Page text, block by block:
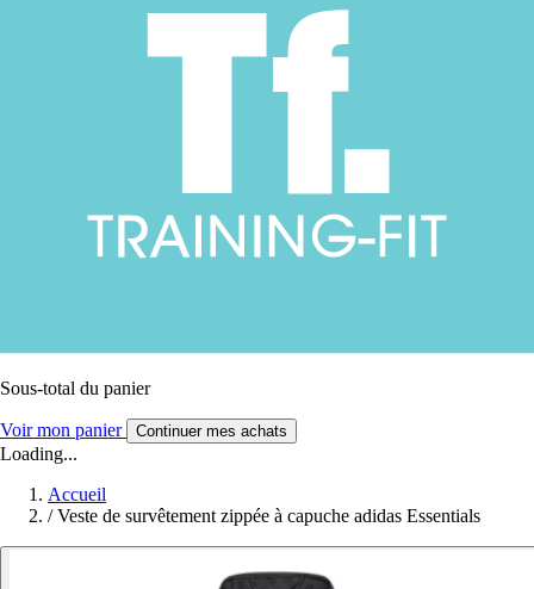
Sous-total du panier
Voir mon panier Continuer mes achats
Loading...
Accueil
/ Veste de survêtement zippée à capuche adidas Essentials